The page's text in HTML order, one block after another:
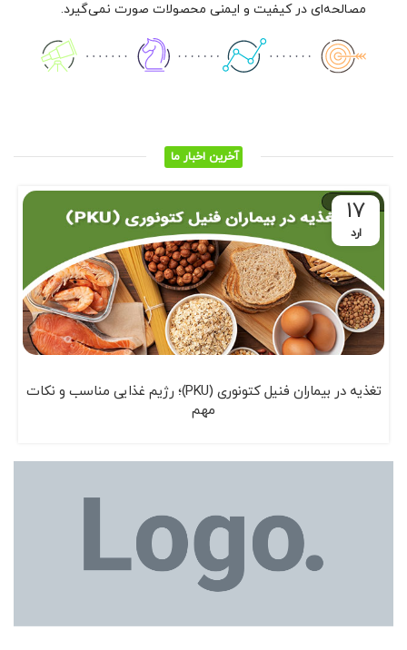
مصالحه‌ای در کیفیت و ایمنی محصولات صورت نمی‌گیرد.
آخرین اخبار ما
۱۷
ارد
تغذیه در بیماران فنیل کتونوری (PKU)؛ رژیم غذایی مناسب و نکات
مهم